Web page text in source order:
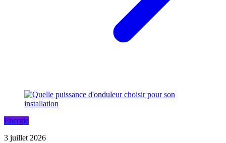
Energie
3 juillet 2026